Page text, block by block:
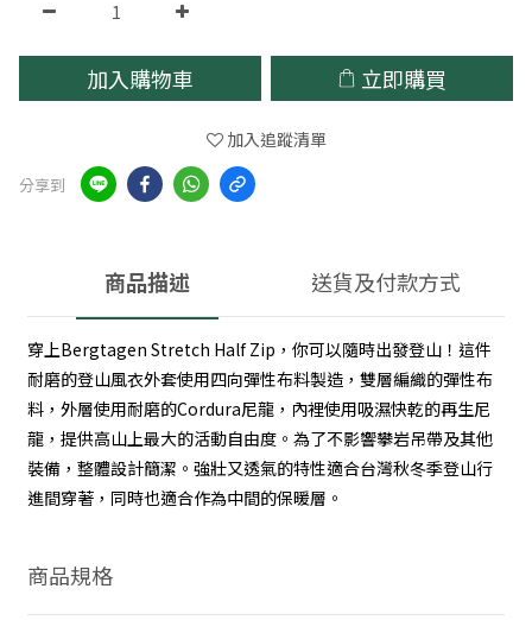
加入購物車 立即購買
加入追蹤清單
分享到
商品描述 送貨及付款方式
穿上Bergtagen Stretch Half Zip，你可以隨時出發登山！這件
耐磨的登山風衣外套使用四向彈性布料製造，雙層編織的彈性布
料，外層使用耐磨的Cordura尼龍，內裡使用吸濕快乾的再生尼
龍，提供高山上最大的活動自由度。為了不影響攀岩吊帶及其他
裝備，整體設計簡潔。強壯又透氣的特性適合台灣秋冬季登山行
進間穿著，同時也適合作為中間的保暖層。
商品規格